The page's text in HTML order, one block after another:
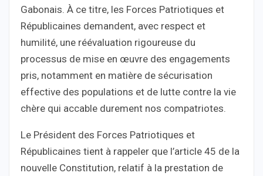
Gabonais. À ce titre, les Forces Patriotiques et
Républicaines demandent, avec respect et
humilité, une réévaluation rigoureuse du
processus de mise en œuvre des engagements
pris, notamment en matière de sécurisation
effective des populations et de lutte contre la vie
chère qui accable durement nos compatriotes.
Le Président des Forces Patriotiques et
Républicaines tient à rappeler que l’article 45 de la
nouvelle Constitution, relatif à la prestation de